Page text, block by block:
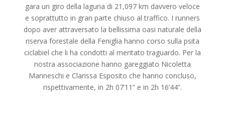
gara un giro della laguna di 21,097 km davvero veloce
e soprattutto in gran parte chiuso al traffico. I runners
dopo aver attraversato la bellissima oasi naturale della
riserva forestale della Feniglia hanno corso sulla psita
ciclabiel che li ha condotti al meritato traguardo. Per la
nostra associazione hanno gareggiato Nicoletta
Manneschi e Clarissa Esposito che hanno concluso,
rispettivamente, in 2h 07’11” e in 2h 16’44”.